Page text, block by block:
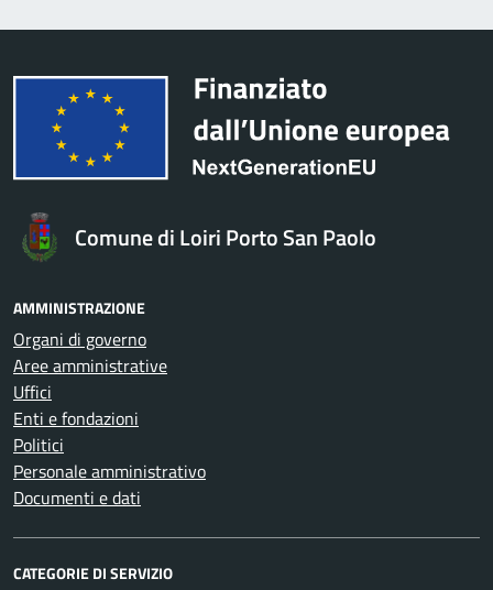
Comune di Loiri Porto San Paolo
AMMINISTRAZIONE
Organi di governo
Aree amministrative
Uffici
Enti e fondazioni
Politici
Personale amministrativo
Documenti e dati
CATEGORIE DI SERVIZIO